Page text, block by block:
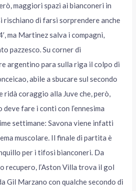
maggiori spazi ai bianconeri in
rischiano di farsi sorprendere anche
ma Martinez salva i compagni,
pazzesco. Su corner di
argentino para sulla riga il colpo di
abile a sbucare sul secondo
ridà coraggio alla Juve che, però,
deve fare i conti con l’ennesima
settimane: Savona viene infatti
muscolare. Il finale di partita è
per i tifosi bianconeri. Da
recupero, l’Aston Villa trova il gol
Gil Marzano con qualche secondo di